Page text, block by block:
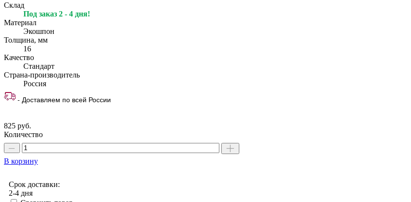
Склад
Под заказ 2 - 4 дня!
Материал
Экошпон
Толщина, мм
16
Качество
Стандарт
Страна-производитель
Россия
- Доставляем по всей России
825 руб.
Количество
В корзину
Срок доставки:
2-4 дня